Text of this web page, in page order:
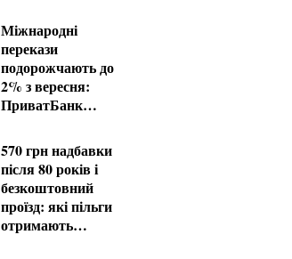
Міжнародні
перекази
подорожчають до
2% з вересня:
ПриватБанк
тарифи
570 грн надбавки
після 80 років і
безкоштовний
проїзд: які пільги
отримають